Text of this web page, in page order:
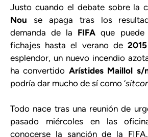
Justo cuando el debate sobre la
Nou se apaga tras los
demanda de la FIFA que
fichajes hasta el verano de2015
esplendor, un nuevo incendio
ha convertido Arístides Maillol s/
podría dar mucho de sí como ‘
Todo nace tras una reunión de
pasado miércoles en las
conocerse la sanción de la